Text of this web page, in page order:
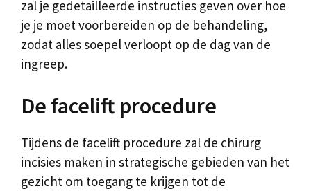
zal je gedetailleerde instructies geven over hoe
je je moet voorbereiden op de behandeling,
zodat alles soepel verloopt op de dag van de
ingreep.
De facelift procedure
Tijdens de facelift procedure zal de chirurg
incisies maken in strategische gebieden van het
gezicht om toegang te krijgen tot de